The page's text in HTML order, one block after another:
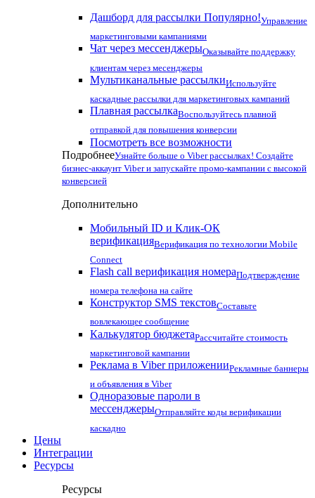
Дашборд для рассылки Популярно!Управление
маркетинговыми кампаниями
Чат через мессенджерыОказывайте поддержку
клиентам через месенджеры
Мультиканальные рассылкиИспользуйте
каскадные рассылки для маркетинговых кампаний
Плавная рассылкаВоспользуйтесь плавной
отправкой для повышения конверсии
Посмотреть все возможности
ПодробнееУзнайте больше о Viber рассылках! Создайте
бизнес-аккаунт Viber и запускайте промо-кампании с высокой
конверсией
Дополнительно
Мобильный ID и Клик-ОК
верификацияВерификация по технологии Mobile
Connect
Flash call верификация номераПодтверждение
номера телефона на сайте
Конструктор SMS текстовСоставьте
вовлекающее сообщение
Калькулятор бюджетаРассчитайте стоимость
маркетинговой кампании
Реклама в Viber приложенииРекламные баннеры
и объявления в Viber
Одноразовые пароли в
мессенджерыОтправляйте коды верификации
каскадно
Цены
Интеграции
Ресурсы
Ресурсы